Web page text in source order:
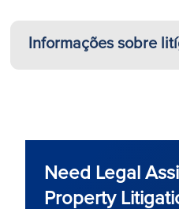
Informações sobre
Need Legal
Property